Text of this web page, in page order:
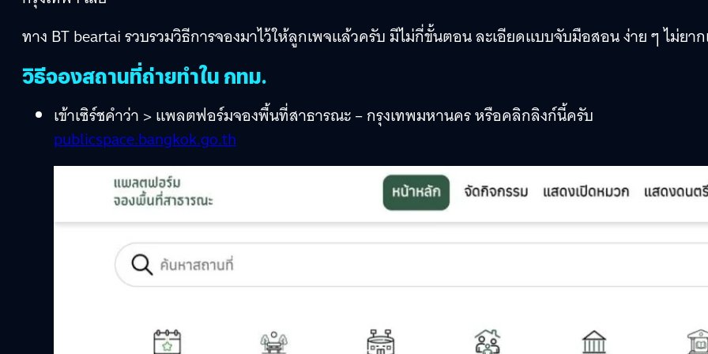
ทาง BT beartai รวบรวมวิธีการจองมาไว้ให้ลูกเพจแล้วครับ มีไม่กี่ขั้นตอน ละเอียดแบบจับมือสอน ง่าย ๆ ไม่ยา
วิธีจองสถานที่ถ่ายทำใน กทม.
เข้าเซิร์ชคำว่า > แพลตฟอร์มจองพื้นที่สาธารณะ – กรุงเทพมหานคร หรือคลิกลิงก์นี้ครับ
publicspace.bangkok.go.th